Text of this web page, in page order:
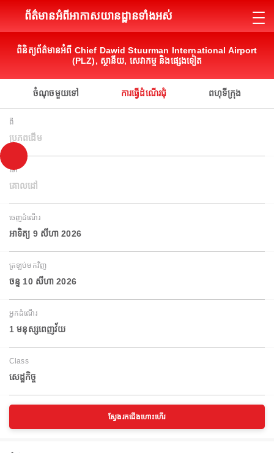
ព័ត៌មានអំពីអាកាសយានដ្ឋានទាំងអស់
ពិនិត្យព័ត៌មានអំពី Chief Dawid Stuurman International Airport
(PLZ), ស្ថានីយ, សេវាកម្ម និងផ្សេងទៀត
ចំណុចមួយទៅ ការធ្វើដំណើរជុំ ពហុទីក្រុង
ពី
ប្រភពដើម
ទៅ
គោលដៅ
ចេញដំណើរ
អាទិត្យ 9 សីហា 2026
ត្រឡប់មកវិញ
ចន្ទ 10 សីហា 2026
អ្នកដំណើរ
1 មនុស្សពេញវ័យ
Class
សេដ្ឋកិច្ច
ស្វែងរកជើងហោះហើរ